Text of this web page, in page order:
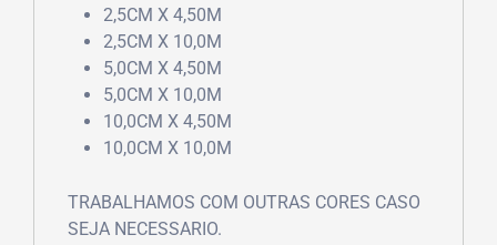
2,5CM X 4,50M
2,5CM X 10,0M
5,0CM X 4,50M
5,0CM X 10,0M
10,0CM X 4,50M
10,0CM X 10,0M
TRABALHAMOS COM OUTRAS CORES CASO
SEJA NECESSARIO.